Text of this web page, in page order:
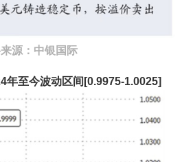
源：中银国际
年至今波动区间[0.9975-1.0025]